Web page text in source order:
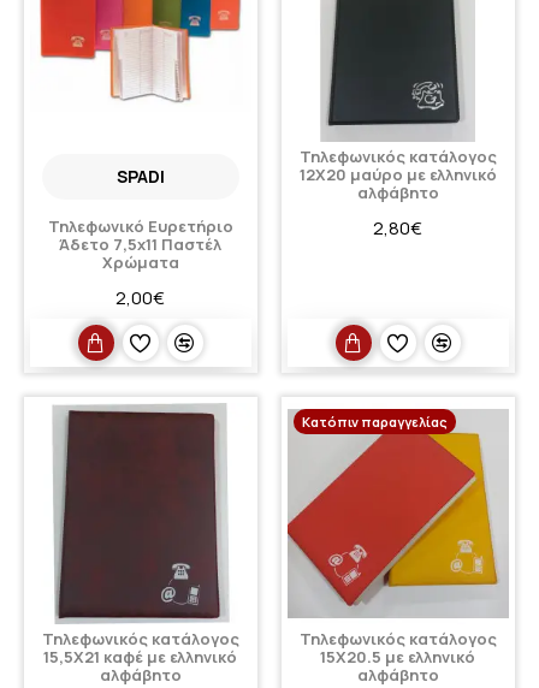
SPADI
Τηλεφωνικό Ευρετήριο
Άδετο 7,5x11 Παστέλ
Χρώματα
2,00€
Τηλεφωνικός κατάλογος
12Χ20 μαύρο με ελληνικό
αλφάβητο
2,80€
Τηλεφωνικός κατάλογος
15,5Χ21 καφέ με ελληνικό
αλφάβητο
Κατόπιν παραγγελίας
Τηλεφωνικός κατάλογος
15Χ20.5 με ελληνικό
αλφάβητο